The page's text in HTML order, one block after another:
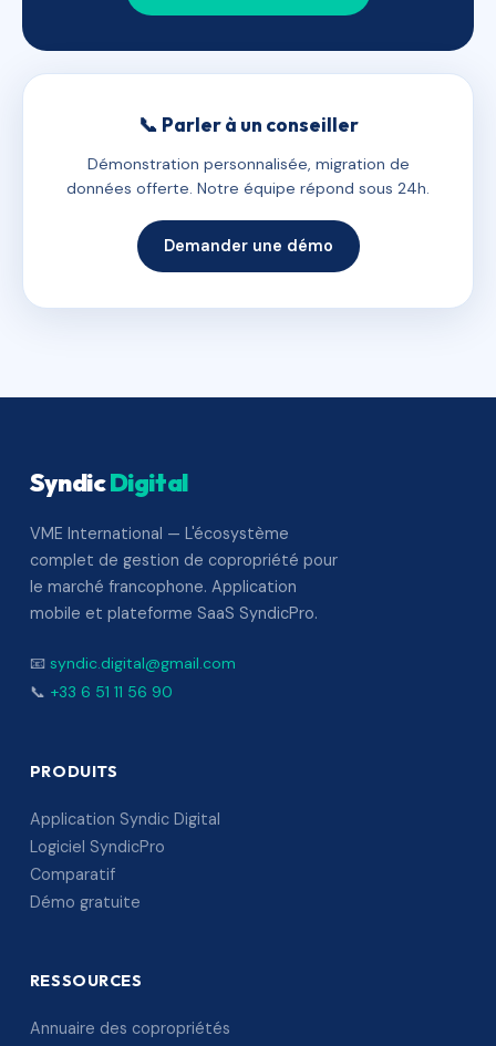
📞 Parler à un conseiller
Démonstration personnalisée, migration de
données offerte. Notre équipe répond sous 24h.
Demander une démo
SyndicDigital
VME International — L'écosystème
complet de gestion de copropriété pour
le marché francophone. Application
mobile et plateforme SaaS SyndicPro.
📧 syndic.digital@gmail.com
📞 +33 6 51 11 56 90
PRODUITS
Application Syndic Digital
Logiciel SyndicPro
Comparatif
Démo gratuite
RESSOURCES
Annuaire des copropriétés